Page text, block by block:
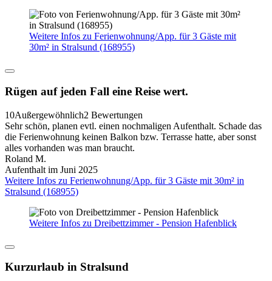
Weitere Infos zu Ferienwohnung/App. für 3 Gäste mit
30m² in Stralsund (168955)
Rügen auf jeden Fall eine Reise wert.
10Außergewöhnlich2 Bewertungen
Sehr schön, planen evtl. einen nochmaligen Aufenthalt. Schade das
die Ferienwohnung keinen Balkon bzw. Terrasse hatte, aber sonst
alles vorhanden was man braucht.
Roland M.
Aufenthalt im Juni 2025
Weitere Infos zu Ferienwohnung/App. für 3 Gäste mit 30m² in
Stralsund (168955)
Weitere Infos zu Dreibettzimmer - Pension Hafenblick
Kurzurlaub in Stralsund